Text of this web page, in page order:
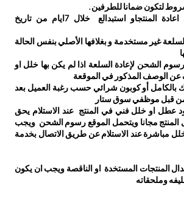
لتكون ضمانا للطرفين.
بامكان العميل اعادة المنتجاو استبدالع خلال 7ايام من تاريخ
غير مستخدمة و بغلافها الأصلي بنفس الحالة
الشحن لإعادة السلعة اذا لم يكن بها خلل او
عن الوصف المذكور في الموقعة
بالكامل أو كوبون شرائي حسب رغبة العميل بعد
قبل موظفي سوق ستار
او خلل فني في المنتج عند الاستلام يحق
المنتج مجانا ويتحمل الموقع رسوم الشحن ويجب
مباشرة عند الاستلام عن طريق الاتصال بخدمة
المنتجات المستخدة او الناقصة ويجب ان يكون
وملحقاته